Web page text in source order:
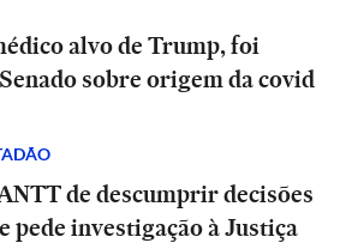
alvo de Trump, foi
sobre origem da covid
de descumprir decisões
pede investigação à Justiça